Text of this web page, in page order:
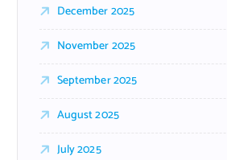
December 2025
November 2025
September 2025
August 2025
July 2025